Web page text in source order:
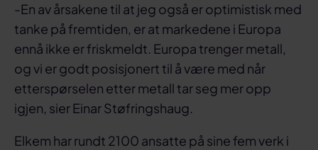
-En av årsakene til at jeg også er optimistisk med
tanke på fremtiden, er at markedene i Europa
ennå ikke er friskmeldt. Europa trenger metall,
og vi er godt posisjonert til å være med når
etterspørselen etter metall tar seg mer opp
igjen, sier Einar Støfringshaug.
Elkem har rundt 2100 ansatte på sine fem verk i